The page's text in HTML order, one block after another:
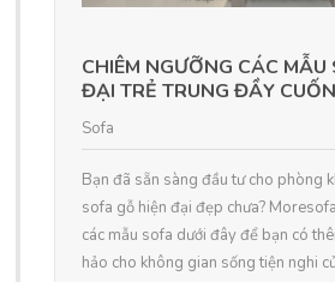
CHIÊM NGƯỠNG CÁC MẪU
ĐẠI TRẺ TRUNG ĐẦY
Sofa
Bạn đã sẵn sàng đầu tư cho phòng
sofa gỗ hiện đại đẹp chưa?
các mẫu sofa dưới đây để bạn có
hảo cho không gian sống tiện nghi